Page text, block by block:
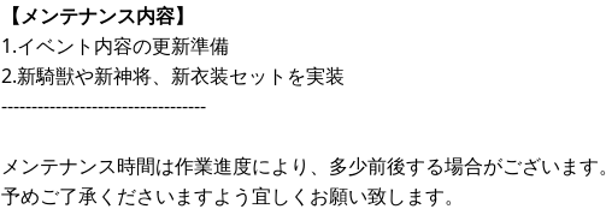
【メンテナンス内容】
1.イベント内容の更新準備
2.新騎獣や新神将、新衣装セットを実装
----------------------------------
メンテナンス時間は作業進度により、多少前後する場合がございます。
予めご了承くださいますよう宜しくお願い致します。